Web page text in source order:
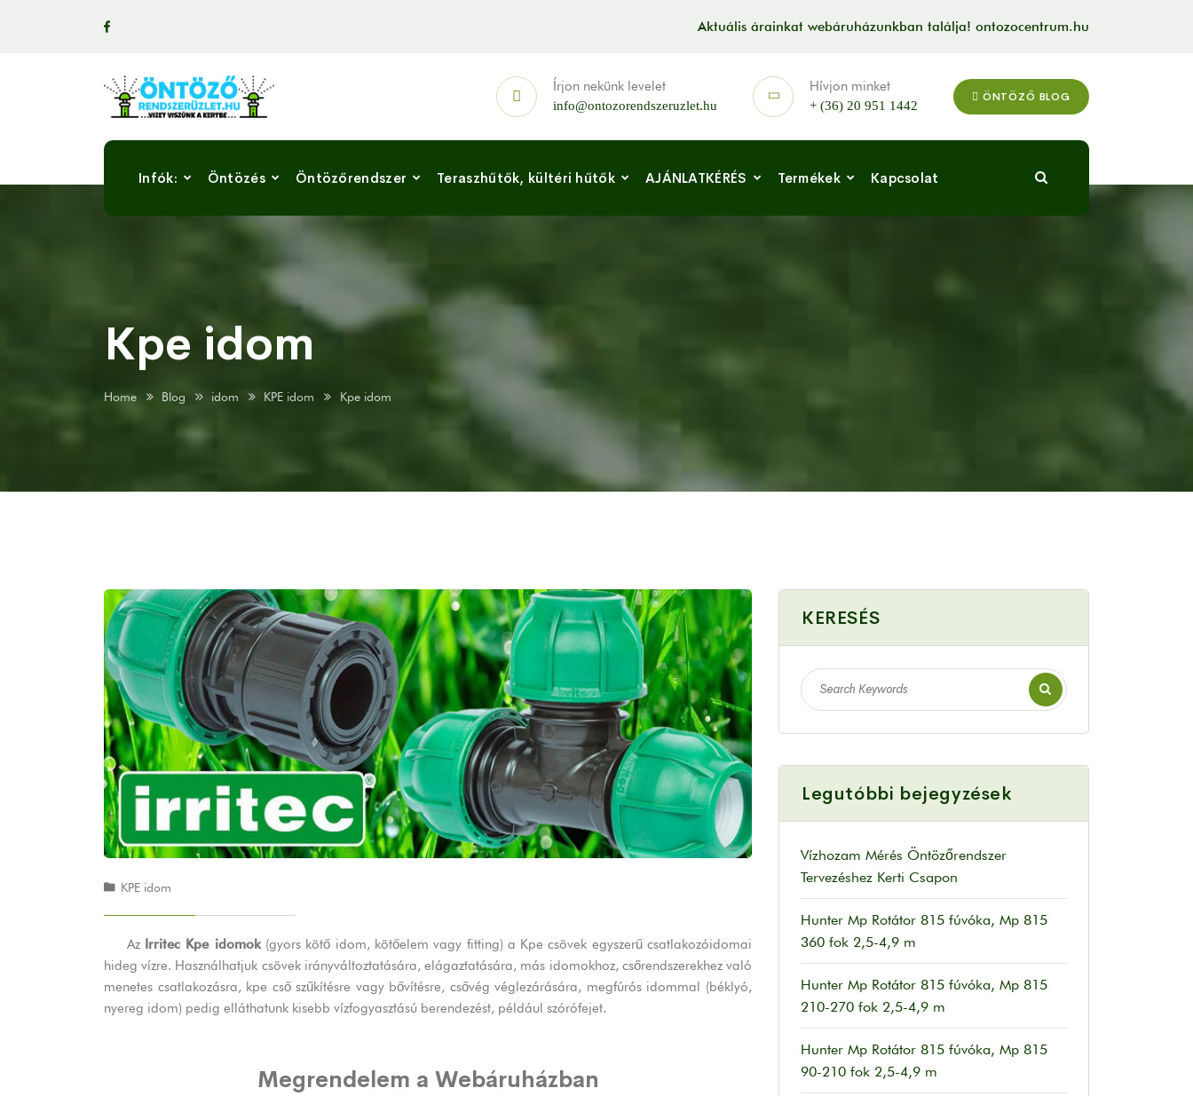
Aktuális árainkat webáruházunkban találja! ontozocentrum.hu
Írjon nekünk levelet
info@ontozorendszeruzlet.hu
Hívjon minket
+ (36) 20 951 1442
ÖNTÖZŐ BLOG
Infók: Öntözés Öntözőrendszer Teraszhűtők, kültéri hűtők AJÁNLATKÉRÉS Termékek Kapcsolat
Kpe idom
Home Blog idom KPE idom Kpe idom
KPE idom
Az Irritec Kpe idomok(gyors kötő idom, kötőelem vagy fitting) a Kpe csövek egyszerű csatlakozóidomai
hideg vízre. Használhatjuk csövek irányváltoztatására, elágaztatására, más idomokhoz, csőrendszerekhez való
menetes csatlakozásra, kpe cső szűkítésre vagy bővítésre, csővég véglezárására, megfúrós idommal (béklyó,
nyereg idom) pedig elláthatunk kisebb vízfogyasztású berendezést, például szórófejet.
Megrendelem a Webáruházban
KERESÉS
Legutóbbi bejegyzések
Vízhozam Mérés Öntözőrendszer
Tervezéshez Kerti Csapon
Hunter Mp Rotátor 815 fúvóka, Mp 815
360 fok 2,5-4,9 m
Hunter Mp Rotátor 815 fúvóka, Mp 815
210-270 fok 2,5-4,9 m
Hunter Mp Rotátor 815 fúvóka, Mp 815
90-210 fok 2,5-4,9 m